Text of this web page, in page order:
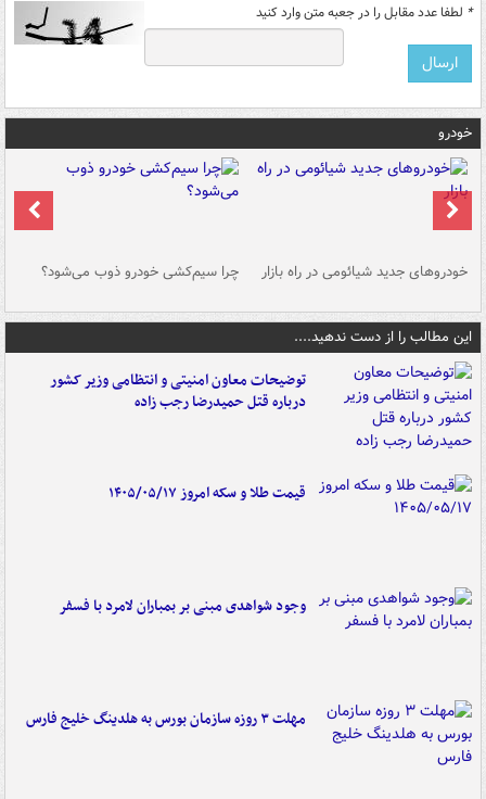
* لطفا عدد مقابل را در جعبه متن وارد کنید
خودرو
خودروهای جدید شیائومی در راه بازار چرا سیم‌کشی خودرو ذوب می‌شود؟
این مطالب را از دست ندهید....
توضیحات معاون امنیتی و انتظامی وزیر کشور
درباره قتل حمیدرضا رجب زاده
قیمت طلا و سکه امروز ۱۴۰۵/۰۵/۱۷
وجود شواهدی مبنی بر بمباران لامرد با فسفر
مهلت ۳ روزه سازمان بورس به هلدینگ خلیج فارس